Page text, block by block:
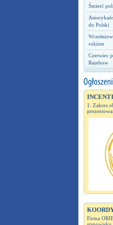
Śmierć
do Polski
rokiem
Czerwiec
Rainbow
1. Zakres
Firma